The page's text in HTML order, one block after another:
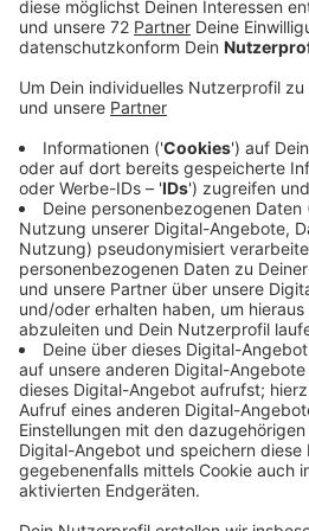
Veröffentlicht:Mittwoch,
Anzeige
Schickt uns gerne eure
Show: Der Preis ist heiß.
redaktion@radio-kiepenkerl.de
(Sprach-)Nachricht über
0152 - 22 15 63 54
Anzeige